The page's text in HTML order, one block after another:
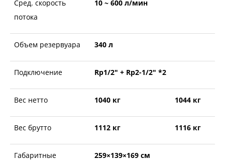
Сред. скорость
потока
10 ~ 600 л/мин
Объем резервуара 340 л
Подключение Rp1/2" + Rp2-1/2" *2
Вес нетто 1040 кг 1044 кг
Вес брутто 1112 кг 1116 кг
Габаритные
259×139×169 см